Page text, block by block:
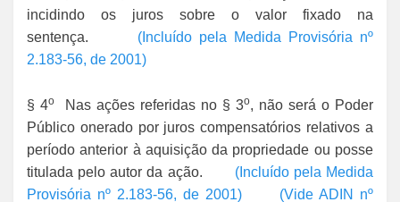
incidindo os juros sobre o valor fixado na
sentença. (Incluído pela Medida Provisória nº
2.183-56, de 2001)
§ 4o Nas ações referidas no § 3o, não será o Poder
Público onerado por juros compensatórios relativos a
período anterior à aquisição da propriedade ou posse
titulada pelo autor da ação. (Incluído pela Medida
Provisória nº 2.183-56, de 2001)
(Vide ADIN nº